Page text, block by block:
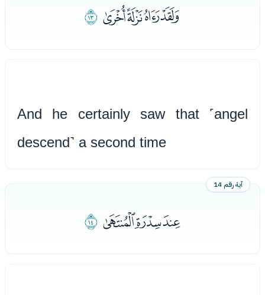
ﮍﮎﮏﮐﮑ
And he certainly saw that ˹angel
descend˺ a second time
آية رقم 14
ﮒﮓﮔﮕ